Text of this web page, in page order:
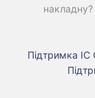
накладну?
Підтримка